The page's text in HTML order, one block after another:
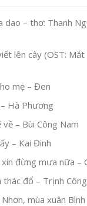
dao – thơ: Thanh
lên cây (OST: Mắt
mẹ – Đen
Hà Phương
– Bùi Công Nam
– Kai Đinh
đừng mưa nữa –
đổ – Trịnh
mùa xuân